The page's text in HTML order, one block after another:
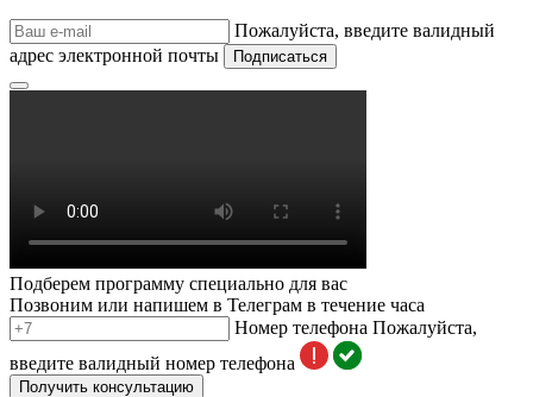
Пожалуйста, введите валидный
адрес электронной почты
Подписаться
Подберем программу специально для вас
Позвоним или напишем в Телеграм в течение часа
Номер телефона Пожалуйста,
введите валидный номер телефона
Получить консультацию